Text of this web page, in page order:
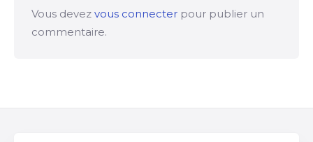
Vous devez vous connecter pour publier un
commentaire.